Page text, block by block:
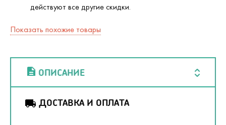
действуют все другие скидки.
Показать похожие товары
ОПИСАНИЕ
ДОСТАВКА И ОПЛАТА